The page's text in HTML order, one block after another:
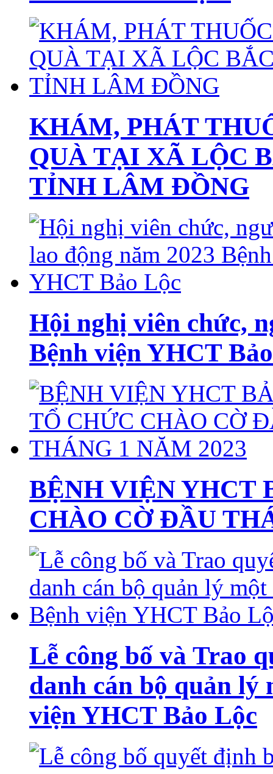
KHÁM, PHÁT
QUÀ TẠI XÃ LỘC
TỈNH LÂM ĐỒNG
Hội nghị viên chức,
Bệnh viện YHCT
BỆNH VIỆN YHCT
CHÀO CỜ ĐẦU
Lễ công bố và Trao
danh cán bộ quản lý
viện YHCT Bảo Lộc